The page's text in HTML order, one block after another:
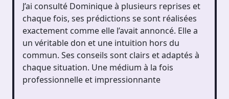
J’ai consulté Dominique à plusieurs reprises et
chaque fois, ses prédictions se sont réalisées
exactement comme elle l’avait annoncé. Elle a
un véritable don et une intuition hors du
commun. Ses conseils sont clairs et adaptés à
chaque situation. Une médium à la fois
professionnelle et impressionnante